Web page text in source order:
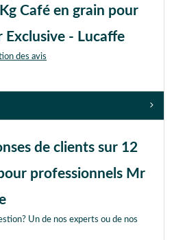
Café en grain pour
- Lucaffe
des avis
de clients sur 12
professionnels Mr
Un de nos experts ou de nos